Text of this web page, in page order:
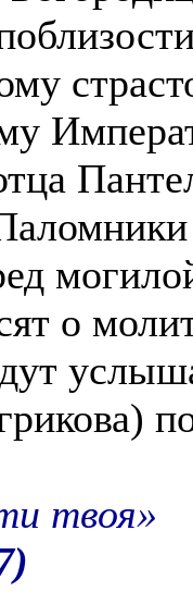
о
твоя»